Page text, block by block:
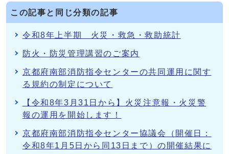
この記事と同じ分類の記事
令和8年上半期 火災・救急・救助統計
防火・防災管理講習のご案内
京都府南部消防指令センターの共同運用に関す
る規約の制定について
【令和8年3月31日から】火災注意報・火災警
報の運用を開始します！
京都府南部消防指令センター協議会（開催日：
令和8年1月5日から同13日まで）の開催結果に